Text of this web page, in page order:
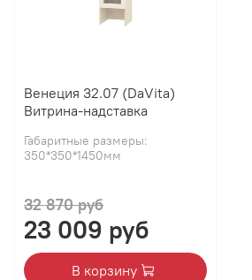
Венеция 32.07 (DaVita)
Витрина-надставка
Габаритные размеры:
350*350*1450мм
32 870 руб
23 009 руб
В корзину